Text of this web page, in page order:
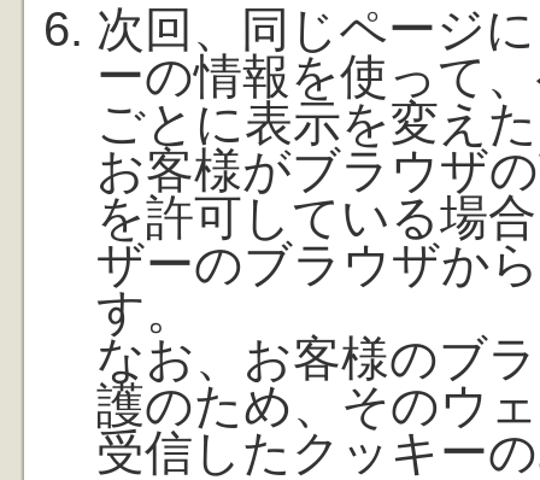
次回、同じページ
ーの情報を使って
ごとに表示を変え
お客様がブラウザ
を許可している場
ザーのブラウザか
す。
なお、お客様のブ
護のため、そのウ
受信したクッキー